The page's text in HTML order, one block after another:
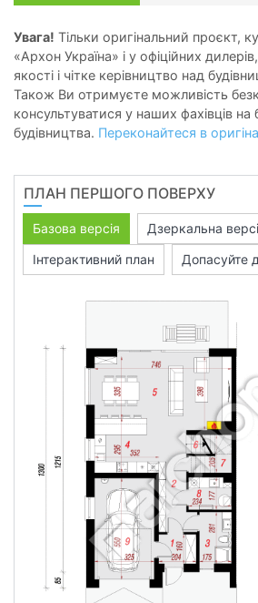
Увага! Тільки оригінальний проєкт,
«Архон Україна» і у офіційних
якості і чітке керівництво над
Також Ви отримуєте можливість
консультуватися у наших фахівців на
будівництва. Переконайтеся в
ПЛАН ПЕРШОГО ПОВЕРХУ
Базова версія
Дзеркальна
Інтерактивний план
Допасуйте